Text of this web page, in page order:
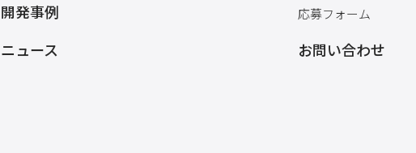
開発事例
ニュース
応募フォーム
お問い合わせ